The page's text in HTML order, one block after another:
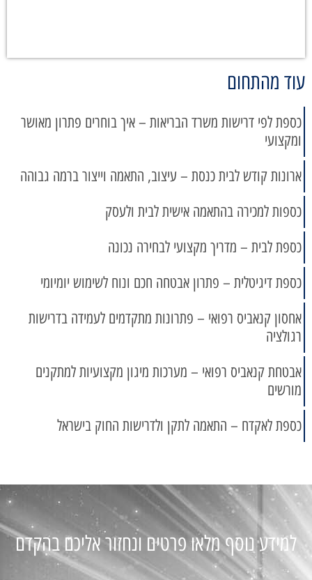
עוד מהתחום
כספת לפי דרישות משרד הבריאות – איך בוחרים פתרון מאושר
ומקצועי
ארונות קודש לבית כנסת – עיצוב, התאמה וייצור ברמה גבוהה
כספות למכירה בהתאמה אישית לבית ולעסק
כספת לבית – מדריך מקצועי לבחירה נכונה
כספת דיגיטלית – פתרון אבטחה חכם ונוח לשימוש יומיומי
אחסון קנאביס רפואי – פתרונות מתקדמים לעמידה בדרישות
רגולציה
אבטחת קנאביס רפואי – מערכות מיגון מקצועיות למתקנים
מורשים
כספת לאקדח – התאמה לתקן ולדרישות החוק בישראל
למידע נוסף מלאו פרטים ונחזור אליכם בהקדם